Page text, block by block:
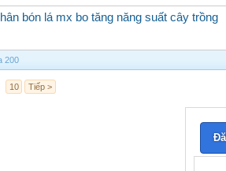
bón lá mx bo tăng năng suất cây trồng
200
10 Tiếp >